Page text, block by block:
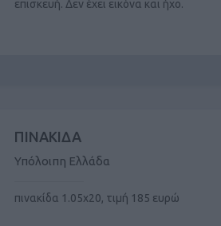
επισκευή. Δεν έχει εικόνα και ήχο.
ΠΙΝΑΚΙΔΑ
Υπόλοιπη Ελλάδα
πινακίδα 1.05χ20, τιμή 185 ευρώ